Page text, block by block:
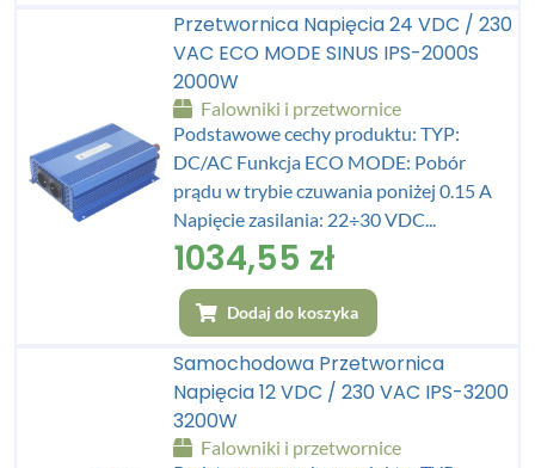
Przetwornica Napięcia 24 VDC / 230
VAC ECO MODE SINUS IPS-2000S
2000W
Falowniki i przetwornice
Podstawowe cechy produktu: TYP:
DC/AC Funkcja ECO MODE: Pobór
prądu w trybie czuwania poniżej 0.15 A
Napięcie zasilania: 22÷30 VDC...
1034,55 zł
Dodaj do koszyka
Samochodowa Przetwornica
Napięcia 12 VDC / 230 VAC IPS-3200
3200W
Falowniki i przetwornice